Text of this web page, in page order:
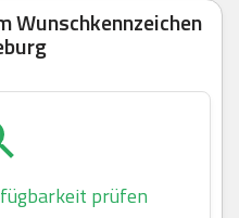
Wunschkennzeichen
prüfen